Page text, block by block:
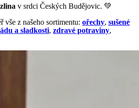
v srdci Českých Budějovic. 💚
vše z našeho sortimentu: ořechy, sušené
a sladkosti, zdravé potraviny,